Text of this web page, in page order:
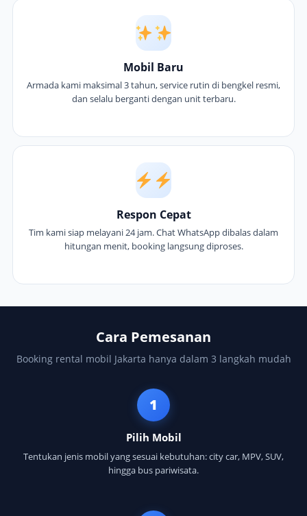
Mobil Baru
Armada kami maksimal 3 tahun, service rutin di bengkel resmi,
dan selalu berganti dengan unit terbaru.
Respon Cepat
Tim kami siap melayani 24 jam. Chat WhatsApp dibalas dalam
hitungan menit, booking langsung diproses.
Cara Pemesanan
Booking rental mobil Jakarta hanya dalam 3 langkah mudah
1
Pilih Mobil
Tentukan jenis mobil yang sesuai kebutuhan: city car, MPV, SUV,
hingga bus pariwisata.